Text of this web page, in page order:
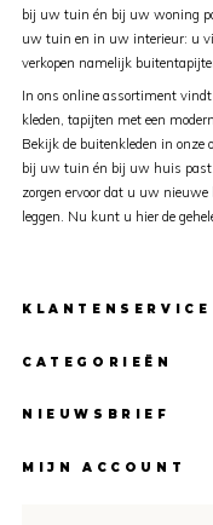
bij uw tuin én bij uw woning
uw tuin en in uw interieur: u
verkopen namelijk
In ons online assortiment
kleden, tapijten met een
Bekijk de buitenkleden in onze
bij uw tuin én bij uw huis
zorgen ervoor dat u uw
leggen. Nu kunt u hier de
KLANTENSERVICE
CATEGORIEËN
NIEUWSBRIEF
MIJN ACCOUNT